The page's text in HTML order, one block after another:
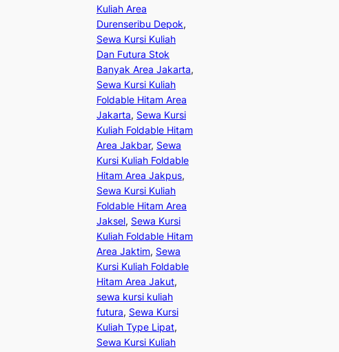
Kuliah Area
Durenseribu Depok
Sewa Kursi Kuliah
Dan Futura Stok
Banyak Area Jakarta
Sewa Kursi Kuliah
Foldable Hitam Area
Jakarta, Sewa Kursi
Kuliah Foldable Hitam
Area Jakbar, Sewa
Kursi Kuliah Foldable
Hitam Area Jakpus
Sewa Kursi Kuliah
Foldable Hitam Area
Jaksel, Sewa Kursi
Kuliah Foldable Hitam
Area Jaktim, Sewa
Kursi Kuliah Foldable
Hitam Area Jakut
sewa kursi kuliah
futura, Sewa Kursi
Kuliah Type Lipat
Sewa Kursi Kuliah